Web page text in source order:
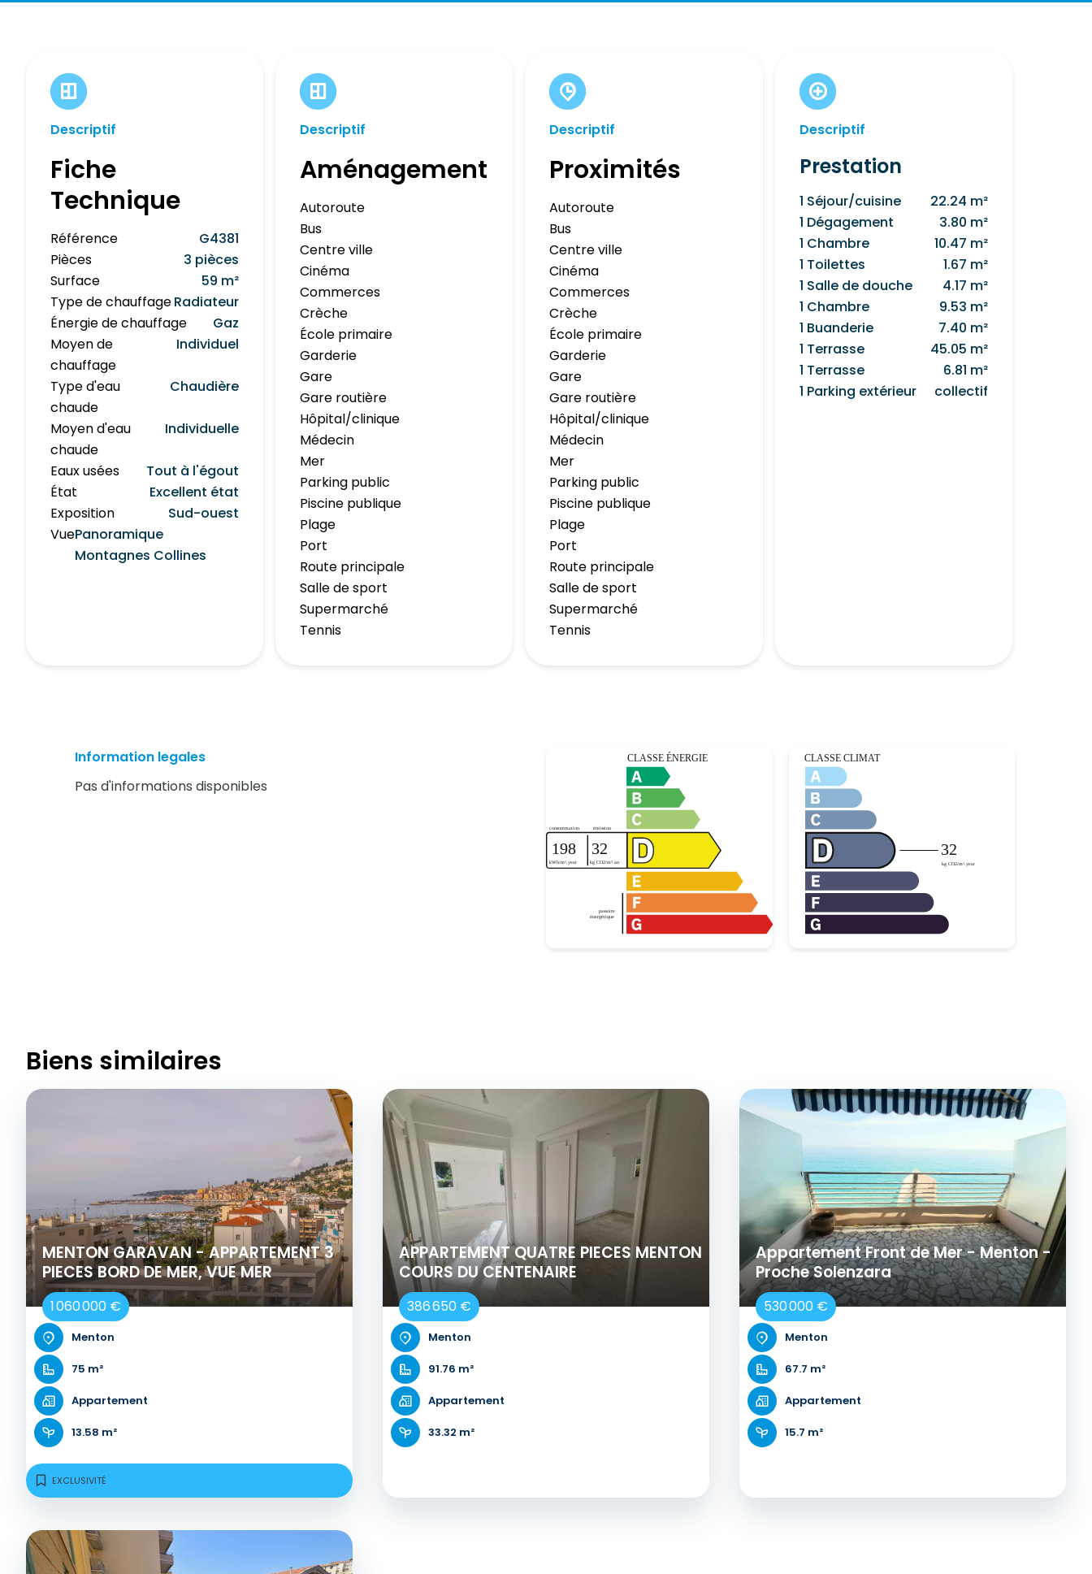
Descriptif
Fiche
Technique
Référence
G4381
Pièces
3 pièces
Surface
59 m²
Type de chauffageRadiateur
Énergie de chauffage
Gaz
Moyen de
chauffage
Individuel
Type d'eau
chaude
Chaudière
Moyen d'eau
chaude
Individuelle
Eaux usées
Tout à l'égout
État
Excellent état
Exposition
Sud-ouest
VuePanoramique
Montagnes Collines
Descriptif
Aménagement
Autoroute
Bus
Centre ville
Cinéma
Commerces
Crèche
École primaire
Garderie
Gare
Gare routière
Hôpital/clinique
Médecin
Mer
Parking public
Piscine publique
Plage
Port
Route principale
Salle de sport
Supermarché
Tennis
Descriptif
Proximités
Autoroute
Bus
Centre ville
Cinéma
Commerces
Crèche
École primaire
Garderie
Gare
Gare routière
Hôpital/clinique
Médecin
Mer
Parking public
Piscine publique
Plage
Port
Route principale
Salle de sport
Supermarché
Tennis
Descriptif
Prestation
1 Séjour/cuisine
22.24 m²
1 Dégagement
3.80 m²
1 Chambre
10.47 m²
1 Toilettes
1.67 m²
1 Salle de douche
4.17 m²
1 Chambre
9.53 m²
1 Buanderie
7.40 m²
1 Terrasse
45.05 m²
1 Terrasse
6.81 m²
1 Parking extérieur
collectif
Information legales
Pas d'informations disponibles
Biens similaires
MENTON GARAVAN - APPARTEMENT 3
PIECES BORD DE MER, VUE MER
1 060 000 €
Menton
75 m²
Appartement
13.58 m²
EXCLUSIVITÉ
APPARTEMENT QUATRE PIECES MENTON
COURS DU CENTENAIRE
386 650 €
Menton
91.76 m²
Appartement
33.32 m²
Appartement Front de Mer - Menton -
Proche Solenzara
530 000 €
Menton
67.7 m²
Appartement
15.7 m²